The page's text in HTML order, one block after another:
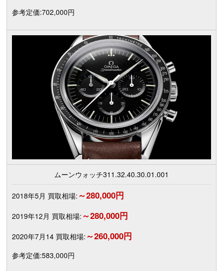
参考定価:702,000円
ムーンウォッチ311.32.40.30.01.001
2018年5月 買取相場: ～280,000円
2019年12月 買取相場: ～280,000円
2020年7月14 買取相場: ～260,000円
参考定価:583,000円